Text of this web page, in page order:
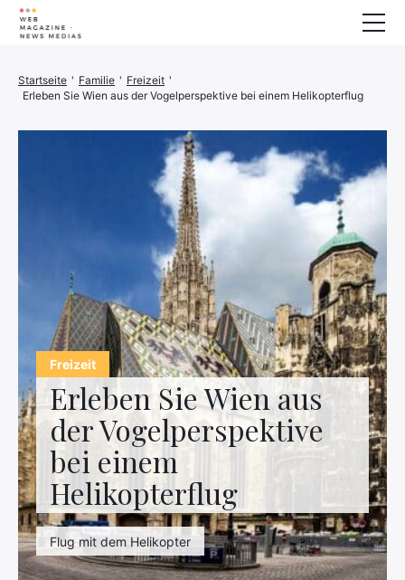
Freizeit
Erleben Sie Wien aus
der Vogelperspektive
bei einem
Helikopterflug
Flug mit dem Helikopter
Startseite ' Familie ' Freizeit '
Erleben Sie Wien aus der Vogelperspektive bei einem Helikopterflug
Tiere
Marketing
Kontaktieren Sie uns